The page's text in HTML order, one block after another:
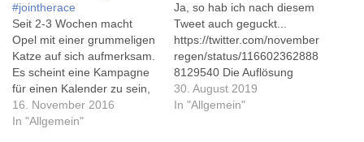
#jointherace
Seit 2-3 Wochen macht
Opel mit einer grummeligen
Katze auf sich aufmerksam.
Es scheint eine Kampagne
für einen Kalender zu sein,
aber einen Gefallen haben
sich die Macher mit dieser
16. November 2016
In "Allgemein"
Ja, so hab ich nach diesem
Tweet auch geguckt...
https://twitter.com/november
regen/status/116602362888
8129540 Die Auflösung
gabs dann später im Blog
von Frau Direktorin
30. August 2019
In "Allgemein"